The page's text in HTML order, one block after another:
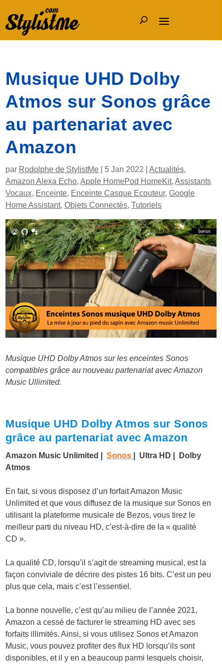
Musique UHD Dolby
Atmos sur Sonos grâce
au partenariat avec
Amazon
par Rodolphe de StylistMe 5 Jan 2022 |Actualités,
Amazon Alexa Echo,Apple HomePod HomeKit,Assistants
Vocaux, Enceinte, Enceinte Casque Ecouteur,Google
Home Assistant,Objets Connectés,Tutoriels
Musique UHD Dolby Atmos sur les enceintes Sonos
compatibles grâce au nouveau partenariat avec Amazon
Music Ullimited.
Musique UHD Dolby Atmos sur Sonos
grâce au partenariat avec Amazon
Amazon Music Unlimited |Sonos
| Ultra HD | Dolby
Atmos
En fait, si vous disposez d’un forfait Amazon Music
Unlimited et que vous diffusez de la musique sur Sonos en
utilisant la plateforme musicale de Bezos, vous tirez le
meilleur parti du niveau HD, c’est-à-dire de la « qualité
CD ».
La qualité CD, lorsqu’il s’agit de streaming musical, est la
façon conviviale de décrire des pistes 16 bits. C’est un peu
plus que cela, mais c’est l’essentiel.
La bonne nouvelle, c’est qu’au milieu de l’année 2021,
Amazon a cessé de facturer le streaming HD avec ses
forfaits illimités. Ainsi, si vous utilisez Sonos et Amazon
Music, vous pouvez profiter des flux HD lorsqu’ils sont
disponibles, et il y en a beaucoup parmi lesquels choisir,